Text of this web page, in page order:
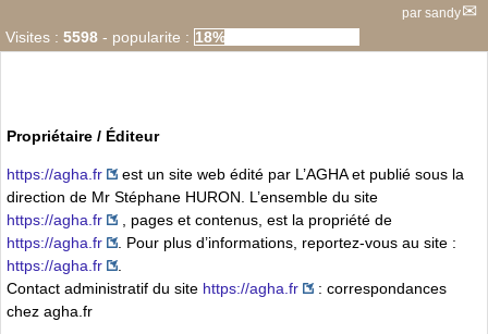
par sandy
Visites : 5598 - popularite : 18%
Propriétaire / Éditeur
https://agha.fr
est un site web édité par L’AGHA et publié sous la
direction de Mr Stéphane HURON. L’ensemble du site
https://agha.fr
, pages et contenus, est la propriété de
https://agha.fr
. Pour plus d’informations, reportez-vous au site :
https://agha.fr
Contact administratif du site https://agha.fr
: correspondances
chez agha.fr